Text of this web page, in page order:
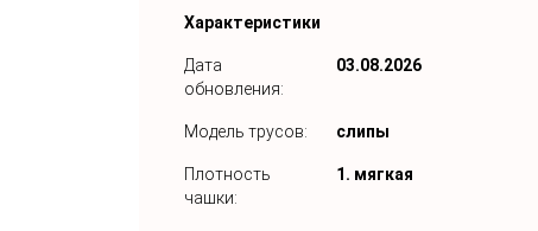
Характеристики
Дата
обновления:
03.08.2026
Модель трусов: слипы
Плотность
чашки:
1. мягкая